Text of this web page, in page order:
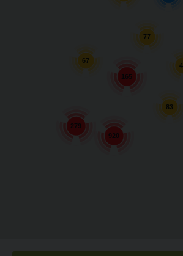
920
165
67
77
83
279